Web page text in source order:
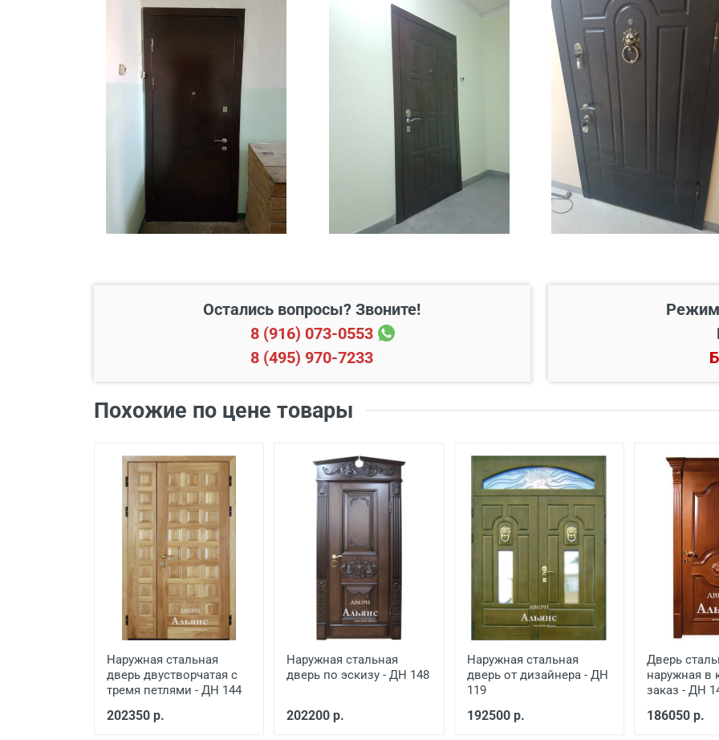
В пределах МКАД и в радиусе 20 км от него Бесплатно*
Свыше 20 км от МКАД 45 руб./км
Подъем до квартиры 200 руб./этаж
Установка входной двери в готовый проем
Демонтаж старой деревянной двери от 600
Демонтаж старой металлической двери от 1000
Заделка швов монтажной пеной от 650
Расширение проема от 1500
Сварочные работы от 1000
Остались вопросы? Звоните!
8 (916) 073-0553
8 (495) 970-7233
Похожие по цене товары
Наружная стальная
дверь двустворчатая с
тремя петлями - ДН 144
202350 р.
Наружная стальная
дверь по эскизу - ДН 148
202200 р.
Наружная стальная
дверь от дизайнера - ДН
119
192500 р.
Дверь
наружная в
заказ - ДН
186050 р.